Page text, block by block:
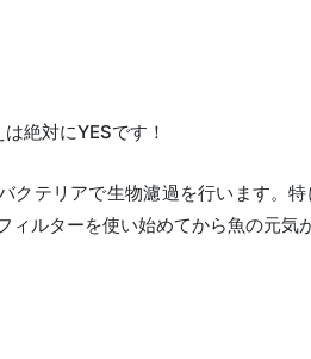
は絶対にYESです！
テリアで生物濾過を行います。特
ィルターを使い始めてから魚の元気